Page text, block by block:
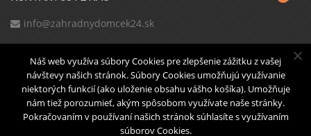
info@zahradnydomcek24.sk
Domov O nás Blog Nákupný košík
Prejsť k
platbe
Copyright © 2022Zahradny Domcek 24
Náš web využíva súbory Cookies pre zlepšenie zážitku z vašej
návštevy našich stránok. Súbory Cookies umožňujú využívanie
niektorých funkcií (ako uloženie obsahu vášho košíka). Umožňuje
nám tiež porozumieť, akým spôsobom využívate naše stránky.
Pokračovaním v používaní našich stránok súhlasíte s využívaním
súborov Cookies.